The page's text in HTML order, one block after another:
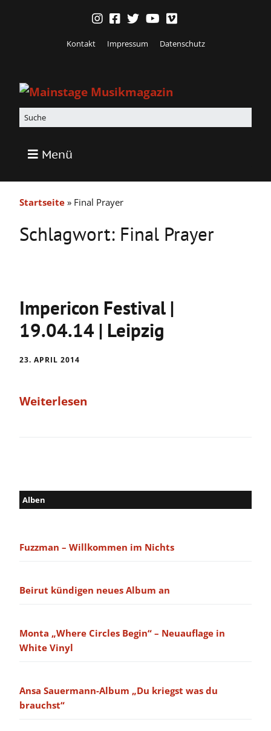
Kontakt Impressum Datenschutz
Menü
Startseite » Final Prayer
Schlagwort: Final Prayer
Impericon Festival |
19.04.14 | Leipzig
23. APRIL 2014
Weiterlesen
Alben
Fuzzman – Willkommen im Nichts
Beirut kündigen neues Album an
Monta „Where Circles Begin“ – Neuauflage in
White Vinyl
Ansa Sauermann-Album „Du kriegst was du
brauchst“